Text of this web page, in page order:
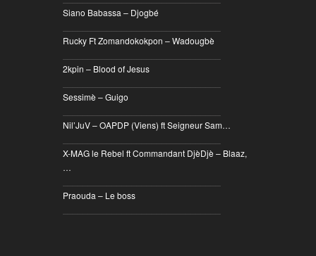
Siano Babassa – Djogbé
Rucky Ft Zomandokokpon – Wadougbè
2kpin – Blood of Jesus
Sessimè – Guigo
Nil’JuV – OAPDP (Viens) ft Seigneur Sam…
X-MAG le Rebel ft Commandant DjèDjè – Blaaz,
…
Praouda – Le boss